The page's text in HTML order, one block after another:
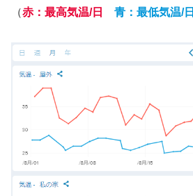
（赤：最高気温/日 青：最低気温/日